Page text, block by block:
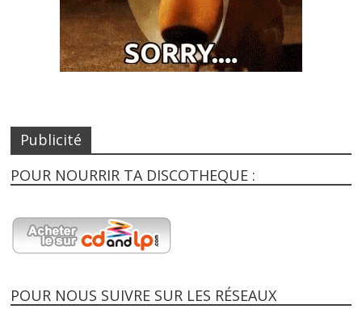
Publicité
POUR NOURRIR TA DISCOTHEQUE :
POUR NOUS SUIVRE SUR LES RÉSEAUX